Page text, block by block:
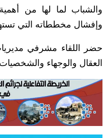
والشباب لما لها من
وإفشال مخططاته التي
حضر اللقاء مشرفي
العقال والوجهاء والشخصيات